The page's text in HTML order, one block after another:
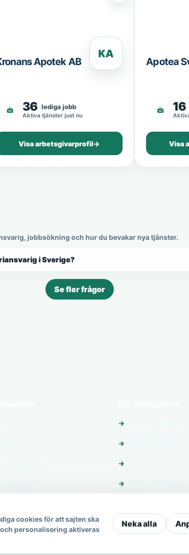
Apotek AB
KA
36 lediga jobb
Aktiva tjänster just nu
Visa arbetsgivarprofil→
Apotea
16
Visa
jobbsökning och hur du bevakar nya tjänster.
i Sverige?
Se fler frågor
cookies för att sajten ska
personalisering aktiveras
Neka alla